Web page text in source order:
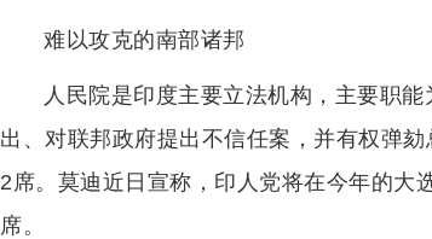
难以攻克的南部诸邦
人民院是印度主要立法机构，主要职
出、对联邦政府提出不信任案，并有权弹
2席。莫迪近日宣称，印人党将在今年的大
席。